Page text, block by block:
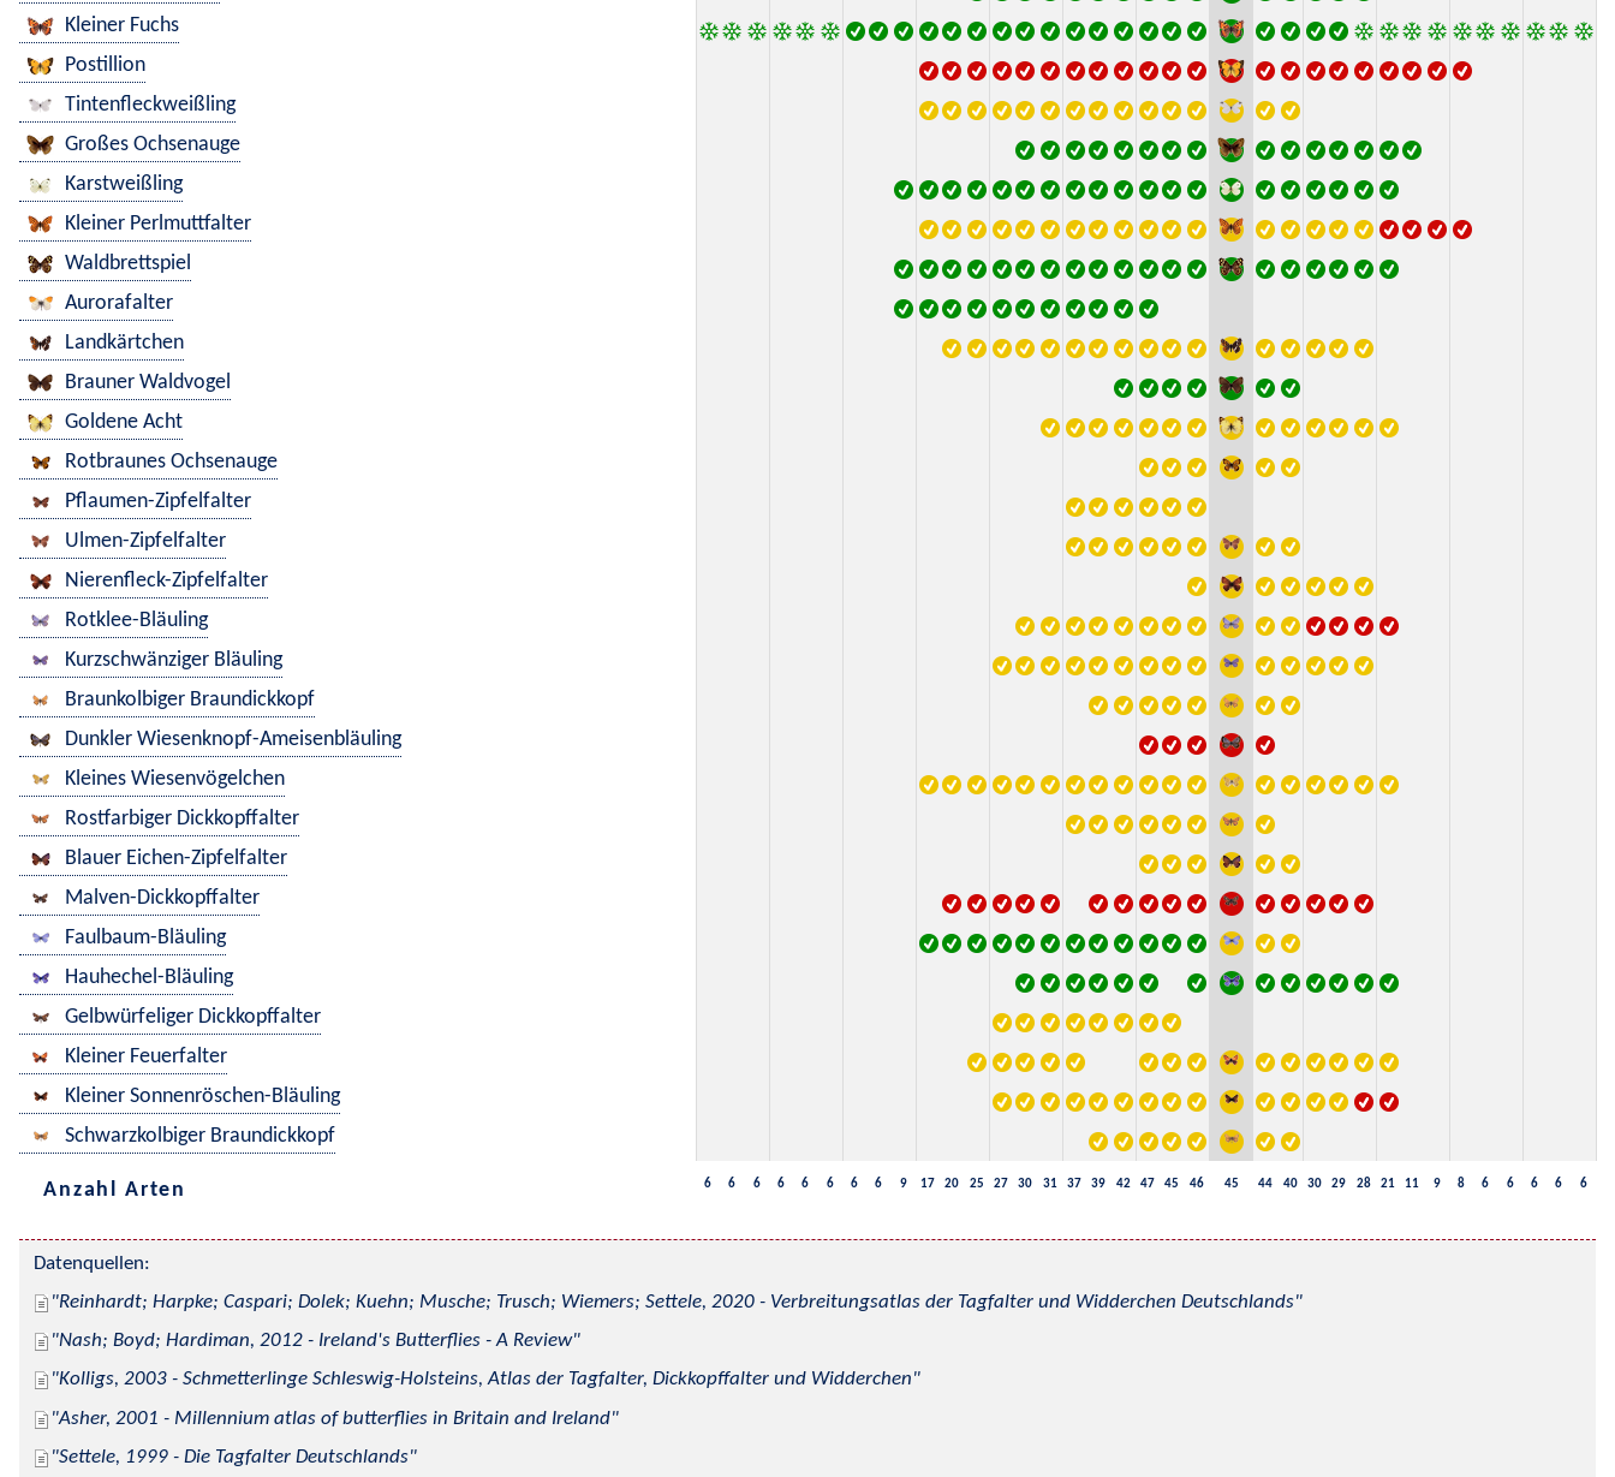
Kleiner Fuchs
Postillion
Tintenfleckweißling
Großes Ochsenauge
Karstweißling
Kleiner Perlmuttfalter
Waldbrettspiel
Aurorafalter
Landkärtchen
Brauner Waldvogel
Goldene Acht
Rotbraunes Ochsenauge
Pflaumen-Zipfelfalter
Ulmen-Zipfelfalter
Nierenfleck-Zipfelfalter
Rotklee-Bläuling
Kurzschwänziger Bläuling
Braunkolbiger Braundickkopf
Dunkler Wiesenknopf-Ameisenbläuling
Kleines Wiesenvögelchen
Rostfarbiger Dickkopffalter
Blauer Eichen-Zipfelfalter
Malven-Dickkopffalter
Faulbaum-Bläuling
Hauhechel-Bläuling
Gelbwürfeliger Dickkopffalter
Kleiner Feuerfalter
Kleiner Sonnenröschen-Bläuling
Schwarzkolbiger Braundickkopf
Anzahl Arten 6 6 6 6 6 6 6 6 9 17 20 25 27 30 31 37 39 42 47 45 46 45 44 40 30 29 28 21 11 9 8 6 6 6 6 6
Datenquellen:
Reinhardt; Harpke; Caspari; Dolek; Kuehn; Musche; Trusch; Wiemers; Settele, 2020 - Verbreitungsatlas der Tagfalter und Widderchen Deutschlands
Nash; Boyd; Hardiman, 2012 - Ireland's Butterflies - A Review
Kolligs, 2003 - Schmetterlinge Schleswig-Holsteins, Atlas der Tagfalter, Dickkopffalter und Widderchen
Asher, 2001 - Millennium atlas of butterflies in Britain and Ireland
Settele, 1999 - Die Tagfalter Deutschlands